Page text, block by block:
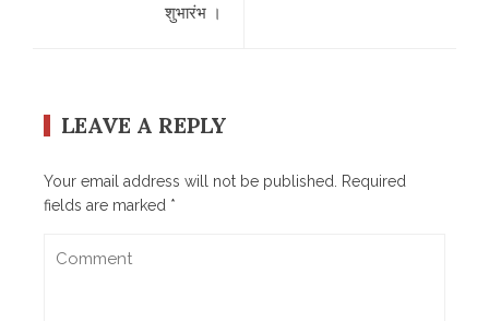
शुभारंभ ।
LEAVE A REPLY
Your email address will not be published.
Required
fields are marked *